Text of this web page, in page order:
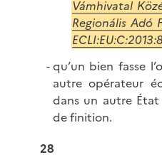
Vámhivatal
Regionális Adó
qu’un bien fasse
autre opérateur
dans un autre
de finition.
28